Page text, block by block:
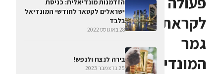
לקראת
גמר
המונדיאל
הזדמנות מונדיאלית: כניסת
ישראלים לקטאר לחודשי המונדיאל
בלבד
28 באוגוסט 2022
בירה לנצח ולנפש!
25 בדצמבר 2023